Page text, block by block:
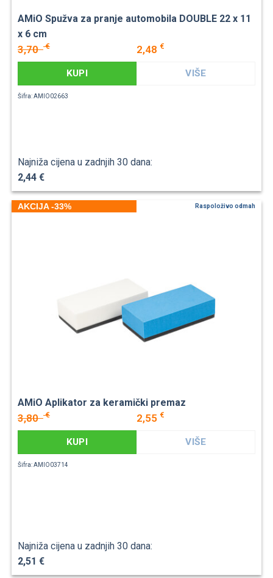
AMiO Spužva za pranje automobila DOUBLE 22 x 11
x 6 cm
3,70€ 2,48 €
KUPI VIŠE
Šifra: AMIO02663
Najniža cijena u zadnjih 30 dana:
2,44 €
AKCIJA -33% Raspoloživo odmah
AMiO Aplikator za keramički premaz
3,80€ 2,55 €
KUPI VIŠE
Šifra: AMIO03714
Najniža cijena u zadnjih 30 dana:
2,51 €